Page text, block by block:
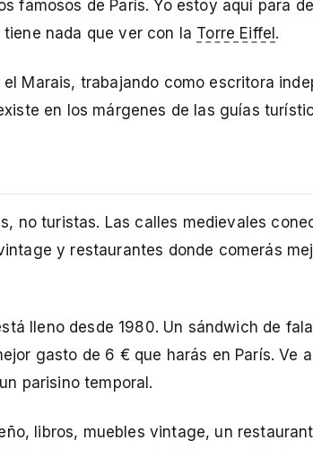
famosos de París. Yo estoy aquí para
nada que ver con la Torre Eiffel.
Marais, trabajando como escritora
en los márgenes de las guías
no turistas. Las calles medievales
y restaurantes donde comerás
lleno desde 1980. Un sándwich de
gasto de 6 € que harás en París. Ve
parisino temporal.
libros, muebles vintage, un